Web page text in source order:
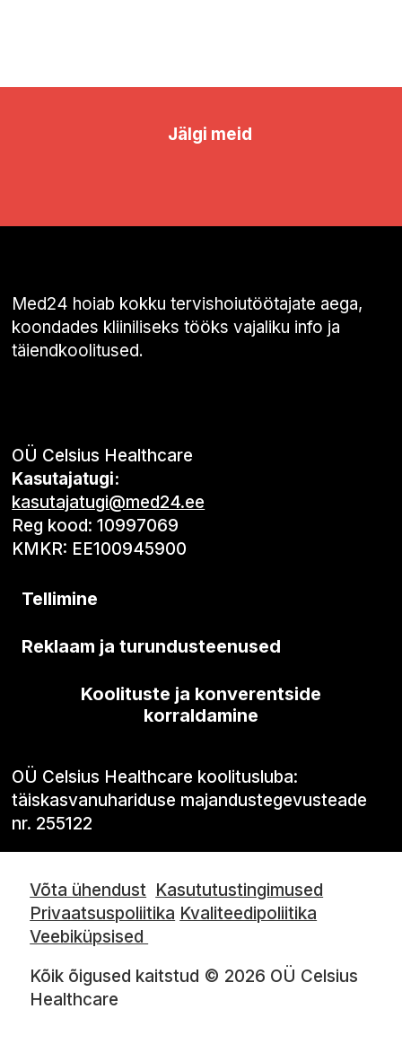
Jälgi meid
Med24 hoiab kokku tervishoiutöötajate aega,
koondades kliiniliseks tööks vajaliku info ja
täiendkoolitused.
OÜ Celsius Healthcare
Kasutajatugi:
kasutajatugi@med24.ee
Reg kood: 10997069
KMKR: EE100945900
Tellimine
Reklaam ja turundusteenused
Koolituste ja konverentside
korraldamine
OÜ Celsius Healthcare koolitusluba:
täiskasvanuhariduse majandustegevusteade
nr. 255122
Võta ühendust Kasututustingimused
Privaatsuspoliitika Kvaliteedipoliitika
Veebiküpsised
Kõik õigused kaitstud © 2026 OÜ Celsius
Healthcare